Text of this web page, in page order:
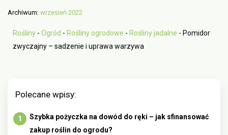
Archiwum: wrzesień 2022
Rośliny - Ogród - Rośliny ogrodowe - Rośliny jadalne - Pomidor
zwyczajny – sadzenie i uprawa warzywa
Polecane wpisy:
Szybka pożyczka na dowód do ręki – jak sfinansować
zakup roślin do ogrodu?